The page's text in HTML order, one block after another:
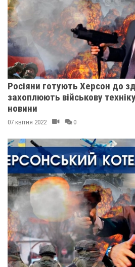
Росіяни готують Херсон до
захоплюють військову
новини
07 квітня 2022 0